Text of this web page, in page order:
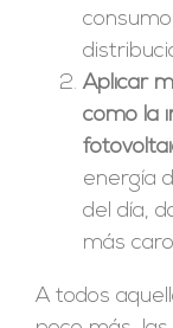
Aplicar
como la
energía
del día,
más
A todos